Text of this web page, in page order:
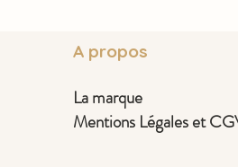
A propos
La marque
Mentions Légales et